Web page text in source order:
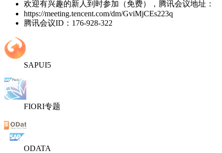
欢迎有兴趣的新人到时参加（免费），腾讯会议地址：
https://meeting.tencent.com/dm/GviMjCEs223q
腾讯会议ID：176-928-322
SAPUI5
FIORI专题
ODATA